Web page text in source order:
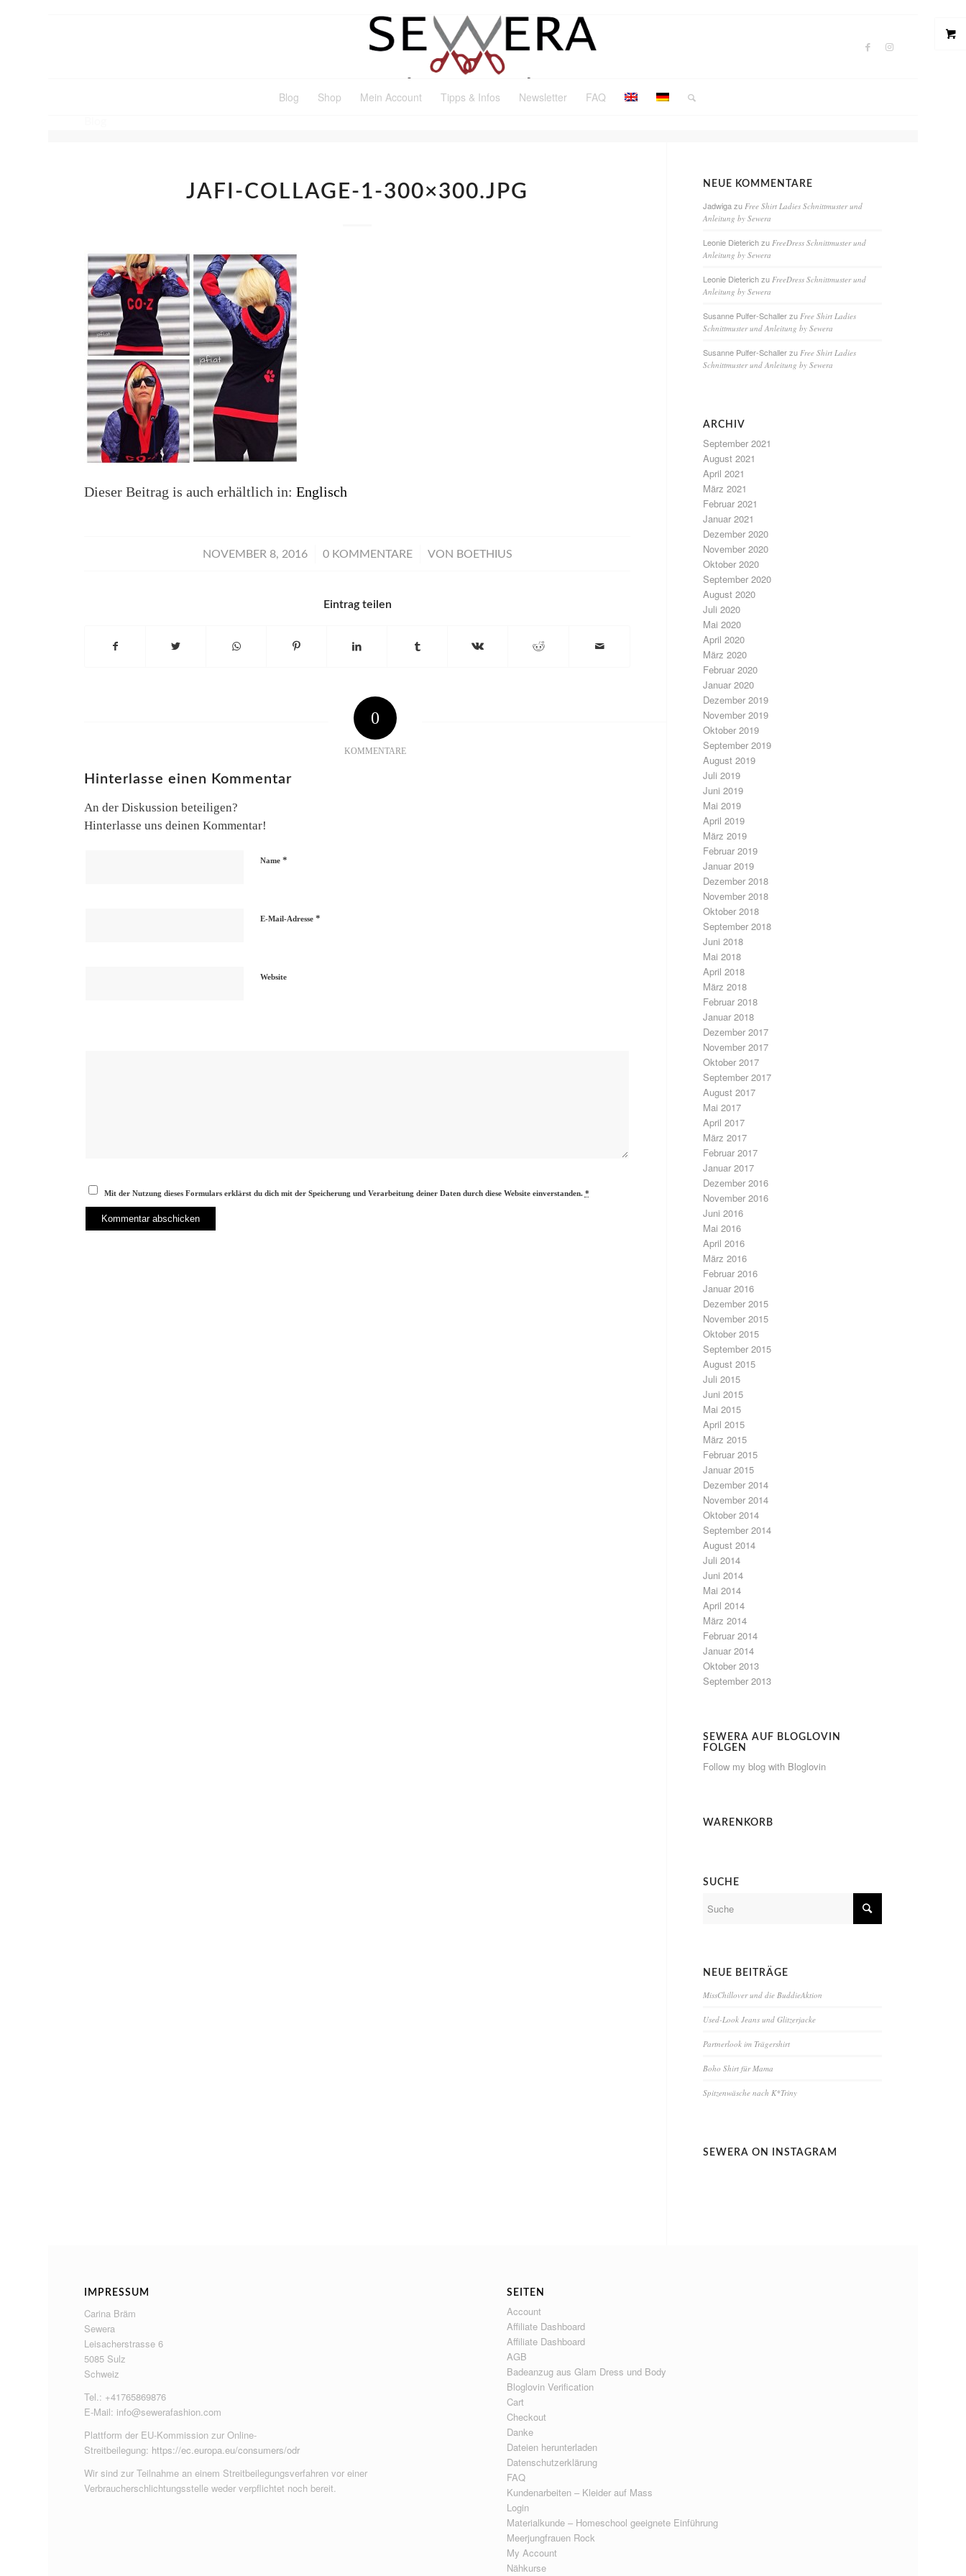
Blog Shop Mein Account Tipps & Infos Newsletter FAQ
JAFI-COLLAGE-1-300×300.JPG
Dieser Beitrag is auch erhältlich in:Englisch
NOVEMBER 8, 2016
/ 0 KOMMENTARE
/ VON BOETHIUS
Eintrag teilen
0
KOMMENTARE
Hinterlasse einen Kommentar
An der Diskussion beteiligen?
Hinterlasse uns deinen Kommentar!
Name*
E-Mail-Adresse*
Website
Mit der Nutzung dieses Formulars erklärst du dich mit der Speicherung und Verarbeitung deiner Daten durch diese Website einverstanden. *
NEUE KOMMENTARE
Jadwigazu Free Shirt Ladies Schnittmuster und
Anleitung by Sewera
Leonie Dieterichzu FreeDress Schnittmuster und
Anleitung by Sewera
Leonie Dieterichzu FreeDress Schnittmuster und
Anleitung by Sewera
Susanne Pulfer-Schallerzu Free Shirt Ladies
Schnittmuster und Anleitung by Sewera
Susanne Pulfer-Schallerzu Free Shirt Ladies
Schnittmuster und Anleitung by Sewera
ARCHIV
September 2021
August 2021
April 2021
März 2021
Februar 2021
Januar 2021
Dezember 2020
November 2020
Oktober 2020
September 2020
August 2020
Juli 2020
Mai 2020
April 2020
März 2020
Februar 2020
Januar 2020
Dezember 2019
November 2019
Oktober 2019
September 2019
August 2019
Juli 2019
Juni 2019
Mai 2019
April 2019
März 2019
Februar 2019
Januar 2019
Dezember 2018
November 2018
Oktober 2018
September 2018
Juni 2018
Mai 2018
April 2018
März 2018
Februar 2018
Januar 2018
Dezember 2017
November 2017
Oktober 2017
September 2017
August 2017
Mai 2017
April 2017
März 2017
Februar 2017
Januar 2017
Dezember 2016
November 2016
Juni 2016
Mai 2016
April 2016
März 2016
Februar 2016
Januar 2016
Dezember 2015
November 2015
Oktober 2015
September 2015
August 2015
Juli 2015
Juni 2015
Mai 2015
April 2015
März 2015
Februar 2015
Januar 2015
Dezember 2014
November 2014
Oktober 2014
September 2014
August 2014
Juli 2014
Juni 2014
Mai 2014
April 2014
März 2014
Februar 2014
Januar 2014
Oktober 2013
September 2013
SEWERA AUF BLOGLOVIN
FOLGEN
Follow my blog with Bloglovin
WARENKORB
SUCHE
NEUE BEITRÄGE
MissChillover und die BuddieAktion
Used-Look Jeans und Glitzerjacke
Partnerlook im Trägershirt
Boho Shirt für Mama
Spitzenwäsche nach K*Triny
SEWERA ON INSTAGRAM
IMPRESSUM
Carina Bräm
Sewera
Leisacherstrasse 6
5085 Sulz
Schweiz
Tel.: +41765869876
E-Mail: info@sewerafashion.com
Plattform der EU-Kommission zur Online-
Streitbeilegung: https://ec.europa.eu/consumers/odr
Wir sind zur Teilnahme an einem Streitbeilegungsverfahren vor einer
Verbraucherschlichtungsstelle weder verpflichtet noch bereit.
SEITEN
Account
Affiliate Dashboard
Affiliate Dashboard
AGB
Badeanzug aus Glam Dress und Body
Bloglovin Verification
Cart
Checkout
Danke
Dateien herunterladen
Datenschutzerklärung
FAQ
Kundenarbeiten – Kleider auf Mass
Login
Materialkunde – Homeschool geeignete Einführung
Meerjungfrauen Rock
My Account
Nähkurse